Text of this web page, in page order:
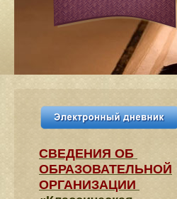
СВЕДЕНИЯ​ ОБ
ОБРАЗОВАТЕЛЬНОЙ
ОРГАНИЗАЦИИ